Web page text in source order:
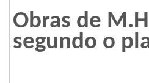
Obras de
segundo o